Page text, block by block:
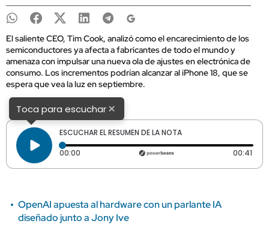
El saliente CEO, Tim Cook, analizó como el encarecimiento de los
semiconductores ya afecta a fabricantes de todo el mundo y
amenaza con impulsar una nueva ola de ajustes en electrónica de
consumo. Los incrementos podrían alcanzar al iPhone 18, que se
espera que vea la luz en septiembre.
Toca para escuchar×
ESCUCHAR EL RESUMEN DE LA NOTA
00:00 Tiempo transcurrido: 0 segundos 00:41
OpenAI apuesta al hardware con un parlante IA
diseñado junto a Jony Ive